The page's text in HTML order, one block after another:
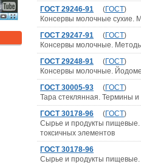
ГОСТ 29246-91 (ГОСТ)
Консервы молочные сухие.
ГОСТ 29247-91 (ГОСТ)
Консервы молочные.
ГОСТ 29248-91 (ГОСТ)
Консервы молочные.
ГОСТ 30005-93 (ГОСТ)
Тара стеклянная. Термины
ГОСТ 30178-96 (ГОСТ)
Сырье и продукты
токсичных элементов
ГОСТ 30178-96
Сырье и продукты